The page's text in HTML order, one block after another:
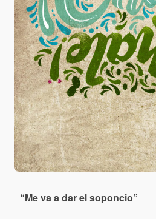
“Me va a dar el soponcio”